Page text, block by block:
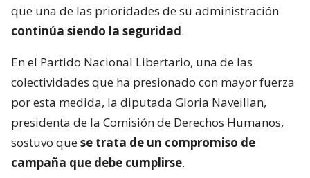
que una de las prioridades de su administración
continúa siendo la seguridad.
En el Partido Nacional Libertario, una de las
colectividades que ha presionado con mayor fuerza
por esta medida, la diputada Gloria Naveillan,
presidenta de la Comisión de Derechos Humanos,
sostuvo quese trata de un compromiso de
campaña que debe cumplirse.